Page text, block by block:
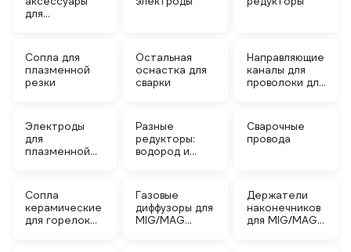
для
Сопла для
плазменной
резки
Остальная
оснастка для
сварки
Направляющие
каналы для
проволоки для
Электроды
для
плазменной
Разные
редукторы:
водород и
Сварочные
провода
Сопла
керамические
для горелок
Газовые
диффузоры для
MIG/MAG
Держатели
наконечников
для MIG/MAG